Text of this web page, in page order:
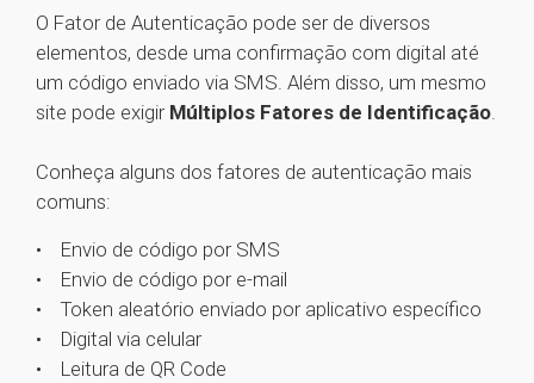
O Fator de Autenticação pode ser de diversos
elementos, desde uma confirmação com digital até
um código enviado via SMS. Além disso, um mesmo
site pode exigir Múltiplos Fatores de Identificação.
Conheça alguns dos fatores de autenticação mais
comuns:
• Envio de código por SMS
• Envio de código por e-mail
• Token aleatório enviado por aplicativo específico
• Digital via celular
• Leitura de QR Code